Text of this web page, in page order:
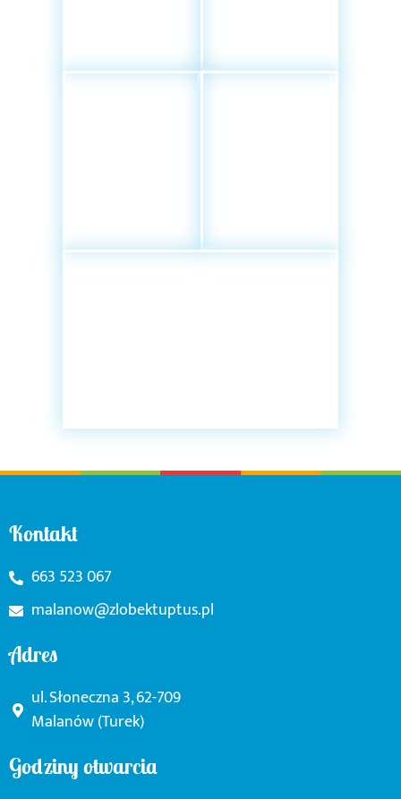
Kontakt
663 523 067
malanow@zlobektuptus.pl
Adres
ul. Słoneczna 3, 62-709
Malanów (Turek)
Godziny otwarcia